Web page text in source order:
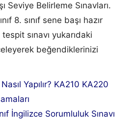
Seviye Belirleme Sınavları.
8. sınıf sene başı hazır
sınavı yukarıdaki
beğendiklerinizi
Yapılır? KA210 KA220
İngilizce Sorumluluk Sınavı